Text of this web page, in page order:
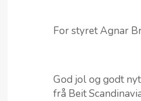
For styret Agnar
God jol og godt
frå Beit